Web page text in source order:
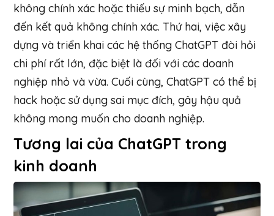
không chính xác hoặc thiếu sự minh bạch, dẫn
đến kết quả không chính xác. Thứ hai, việc xây
dựng và triển khai các hệ thống ChatGPT đòi hỏi
chi phí rất lớn, đặc biệt là đối với các doanh
nghiệp nhỏ và vừa. Cuối cùng, ChatGPT có thể bị
hack hoặc sử dụng sai mục đích, gây hậu quả
không mong muốn cho doanh nghiệp.
Tương lai của ChatGPT trong
kinh doanh